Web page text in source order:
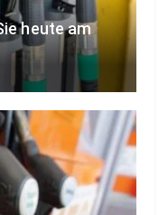
heute am